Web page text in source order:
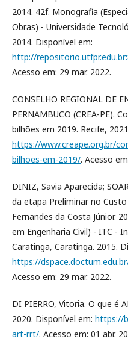
2014. 42f. Monografia
Obras) - Universidade
2014. Disponível em:
http://
Acesso em: 29 mar. 2022.
CONSELHO REGIONAL DE
PERNAMBUCO (CREA-PE).
bilhões em 2019. Recife,
https://www.creape.org.br/
bilhoes-em-2019/. Acesso
DINIZ, Savia Aparecida;
da etapa Preliminar no
Fernandes da Costa Júnior.
em Engenharia Civil) - ITC -
Caratinga, Caratinga. 2015.
https://
Acesso em: 29 mar. 2022.
DI PIERRO, Vitoria. O que é
2020. Disponível em: https://
art-rrt/. Acesso em: 01 abr.